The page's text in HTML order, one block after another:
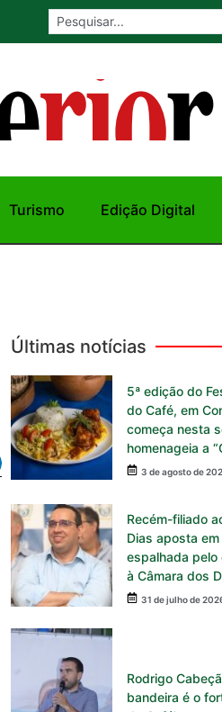
Turismo Edição Digital
Últimas notícias
5ª edição do
do Café, em
começa nesta
homenageia a
3 de agosto de
Recém-filiado
Dias aposta
espalhada
à Câmara dos
31 de julho de
Rodrigo
bandeira é o